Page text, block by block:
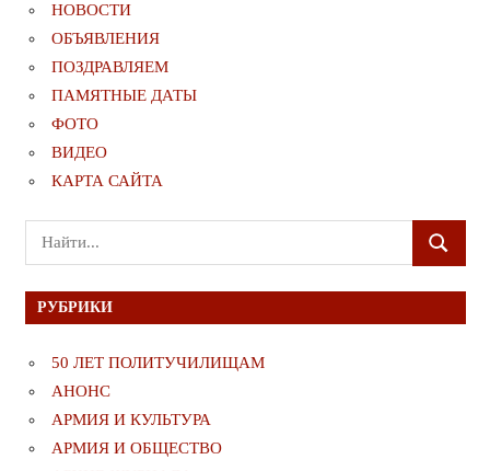
НОВОСТИ
ОБЪЯВЛЕНИЯ
ПОЗДРАВЛЯЕМ
ПАМЯТНЫЕ ДАТЫ
ФОТО
ВИДЕО
КАРТА САЙТА
Поиск
для:
ПОИСК
РУБРИКИ
50 ЛЕТ ПОЛИТУЧИЛИЩАМ
АНОНС
АРМИЯ И КУЛЬТУРА
АРМИЯ И ОБЩЕСТВО